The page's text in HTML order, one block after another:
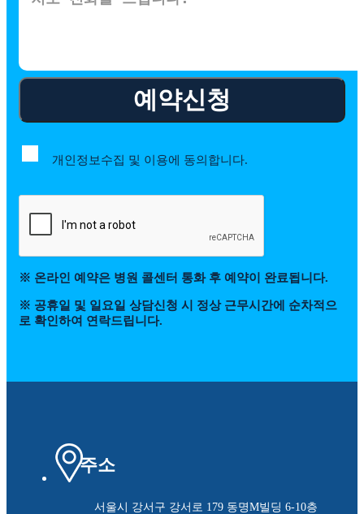
예약신청
개인정보수집 및 이용에 동의합니다.
※ 온라인 예약은 병원 콜센터 통화 후 예약이 완료됩니다.
※ 공휴일 및 일요일 상담신청 시 정상 근무시간에 순차적으
로 확인하여 연락드립니다.
주소
서울시 강서구 강서로 179 동명M빌딩 6-10층